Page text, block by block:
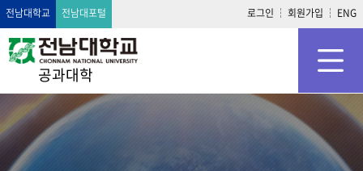
전남대학교 전남대포털 로그인 회원가입 ENG
공과대학